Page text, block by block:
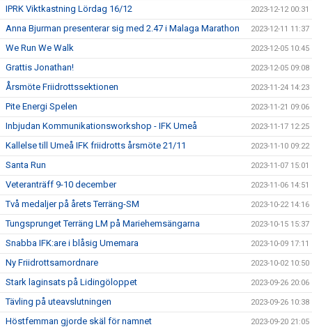
IPRK Viktkastning Lördag 16/12 2023-12-12 00:31
Anna Bjurman presenterar sig med 2.47 i Malaga Marathon 2023-12-11 11:37
We Run We Walk 2023-12-05 10:45
Grattis Jonathan! 2023-12-05 09:08
Årsmöte Friidrottssektionen 2023-11-24 14:23
Pite Energi Spelen 2023-11-21 09:06
Inbjudan Kommunikationsworkshop - IFK Umeå 2023-11-17 12:25
Kallelse till Umeå IFK friidrotts årsmöte 21/11 2023-11-10 09:22
Santa Run 2023-11-07 15:01
Veteranträff 9-10 december 2023-11-06 14:51
Två medaljer på årets Terräng-SM 2023-10-22 14:16
Tungsprunget Terräng LM på Mariehemsängarna 2023-10-15 15:37
Snabba IFK:are i blåsig Umemara 2023-10-09 17:11
Ny Friidrottsamordnare 2023-10-02 10:50
Stark laginsats på Lidingöloppet 2023-09-26 20:06
Tävling på uteavslutningen 2023-09-26 10:38
Höstfemman gjorde skäl för namnet 2023-09-20 21:05